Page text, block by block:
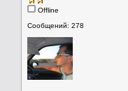
Offline
Сообщений: 278